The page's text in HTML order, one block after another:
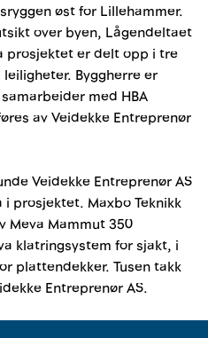
øst for Lillehammer.
over byen, Lågendeltaet
prosjektet er delt opp i tre
Byggherre er
med HBA
av Veidekke Entreprenør
Veidekke Entreprenør AS
prosjektet. Maxbo Teknikk
Meva Mammut 350
klatringsystem for sjakt, i
plattendekker. Tusen takk
Entreprenør AS.